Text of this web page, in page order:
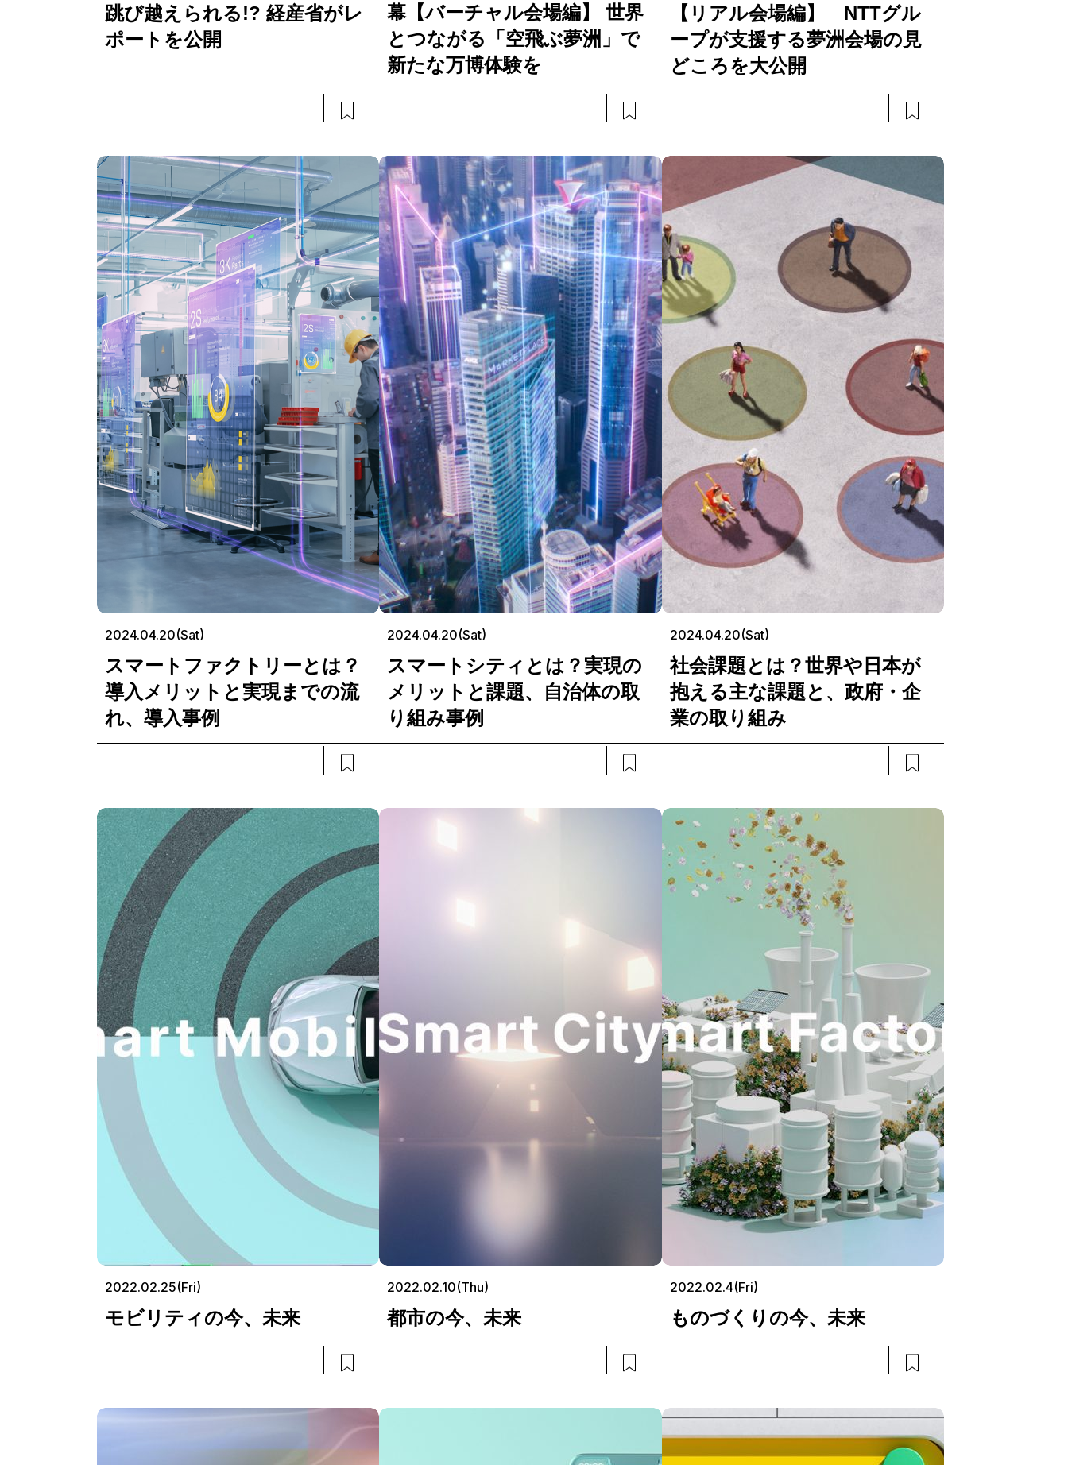
跳び越えられる!? 経産省がレ
ポートを公開
幕【バーチャル会場編】 世界
とつながる「空飛ぶ夢洲」で
新たな万博体験を
【リアル会場編】 NTTグル
ープが支援する夢洲会場の見
どころを大公開
2024.04.20(Sat)
スマートファクトリーとは？
導入メリットと実現までの流
れ、導入事例
2024.04.20(Sat)
スマートシティとは？実現の
メリットと課題、自治体の取
り組み事例
2024.04.20(Sat)
社会課題とは？世界や日本が
抱える主な課題と、政府・企
業の取り組み
2022.02.25(Fri)
モビリティの今、未来
2022.02.10(Thu)
都市の今、未来
2022.02.4(Fri)
ものづくりの今、未来